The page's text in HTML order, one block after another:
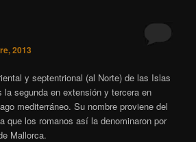
2013
y septentrional (al Norte) de las Islas
la segunda en extensión y tercera en
mediterráneo. Su nombre proviene del
que los romanos así la denominaron por
Mallorca.